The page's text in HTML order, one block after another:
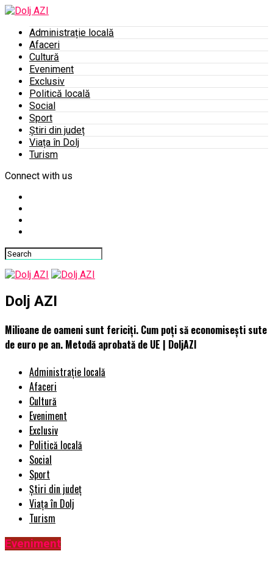
Administrație locală
Afaceri
Cultură
Eveniment
Exclusiv
Politică locală
Social
Sport
Știri din județ
Viața în Dolj
Turism
Connect with us
Dolj AZI
Milioane de oameni sunt fericiți. Cum poți să economisești sute
de euro pe an. Metodă aprobată de UE | DoljAZI
Administrație locală
Afaceri
Cultură
Eveniment
Exclusiv
Politică locală
Social
Sport
Știri din județ
Viața în Dolj
Turism
Eveniment